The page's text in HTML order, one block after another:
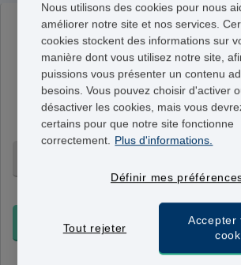
Flixonase
50mcg
Spray Nasal - 150 doses. Une dose
Flixonase contient 50 mcg. La dose
deux pulvérisations dans chaque
jour.
COMMANDER
Nous utilisons des cookies pour nous
améliorer notre site et nos services.
cookies stockent des informations sur
manière dont vous utilisez notre site,
puissions vous présenter un contenu
besoins. Vous pouvez choisir d'activer
désactiver les cookies, mais vous
certains pour que notre site fonctionne
correctement. Plus d'informations.
Définir mes
Tout rejeter
Accepter